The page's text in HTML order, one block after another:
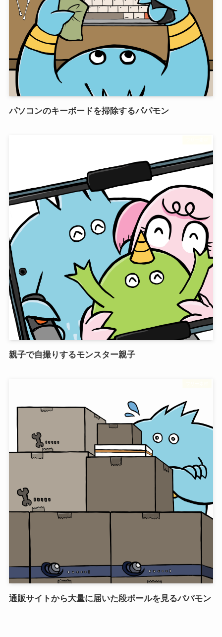
パソコンのキーボードを掃除するパパモン
親子で自撮りするモンスター親子
通販サイトから大量に届いた段ボールを見るパパモン